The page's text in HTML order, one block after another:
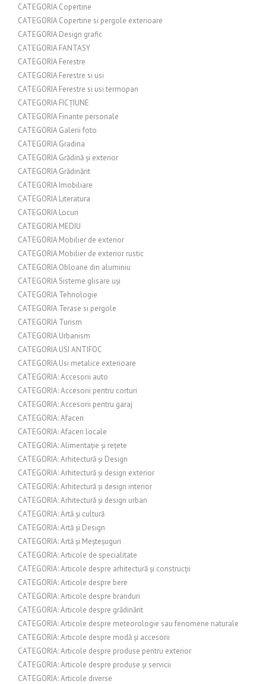
CATEGORIA Copertine
CATEGORIA Copertine si pergole exterioare
CATEGORIA Design grafic
CATEGORIA FANTASY
CATEGORIA Ferestre
CATEGORIA Ferestre si usi
CATEGORIA Ferestre si usi termopan
CATEGORIA FICȚIUNE
CATEGORIA Finante personale
CATEGORIA Galerii foto
CATEGORIA Gradina
CATEGORIA Grădină și exterior
CATEGORIA Grădinărit
CATEGORIA Imobiliare
CATEGORIA Literatura
CATEGORIA Locuri
CATEGORIA MEDIU
CATEGORIA Mobilier de exterior
CATEGORIA Mobilier de exterior rustic
CATEGORIA Obloane din aluminiu
CATEGORIA Sisteme glisare uși
CATEGORIA Tehnologie
CATEGORIA Terase si pergole
CATEGORIA Turism
CATEGORIA Urbanism
CATEGORIA USI ANTIFOC
CATEGORIA Usi metalice exterioare
CATEGORIA: Accesorii auto
CATEGORIA: Accesorii pentru corturi
CATEGORIA: Accesorii pentru garaj
CATEGORIA: Afaceri
CATEGORIA: Afaceri locale
CATEGORIA: Alimentație și rețete
CATEGORIA: Arhitectură și Design
CATEGORIA: Arhitectură și design exterior
CATEGORIA: Arhitectură și design interior
CATEGORIA: Arhitectură și design urban
CATEGORIA: Artă și cultură
CATEGORIA: Artă și Design
CATEGORIA: Artă și Meșteșuguri
CATEGORIA: Articole de specialitate
CATEGORIA: Articole despre arhitectură și construcții
CATEGORIA: Articole despre bere
CATEGORIA: Articole despre branduri
CATEGORIA: Articole despre grădinărit
CATEGORIA: Articole despre meteorologie sau fenomene naturale
CATEGORIA: Articole despre modă și accesorii
CATEGORIA: Articole despre produse pentru exterior
CATEGORIA: Articole despre produse și servicii
CATEGORIA: Articole diverse